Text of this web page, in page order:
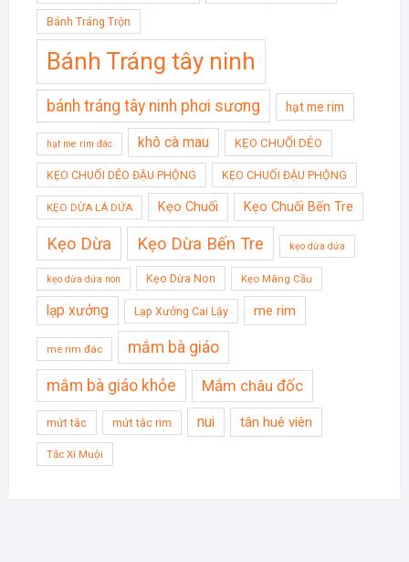
Bánh Tráng Trộn
Bánh Tráng tây ninh
bánh tráng tây ninh phơi sương hạt me rim
hạt me rim đác khô cà mau KẸO CHUỐI DẺO
KẸO CHUỐI DẺO ĐẬU PHỘNG KẸO CHUỐI ĐẬU PHỘNG
KẸO DỪA LÁ DỨA Kẹo Chuối Kẹo Chuối Bến Tre
Kẹo Dừa Kẹo Dừa Bến Tre kẹo dừa dứa
kẹo dừa dứa non Kẹo Dừa Non Kẹo Mãng Cầu
lạp xưởng Lạp Xưởng Cai Lậy me rim
me rim đác mắm bà giáo
mắm bà giáo khỏe Mắm châu đốc
mứt tắc mứt tắc rim nui tân huê viên
Tắc Xí Muội